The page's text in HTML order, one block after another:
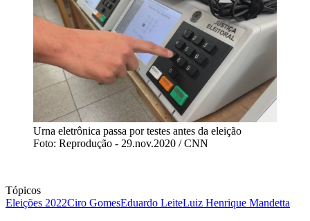
Urna eletrônica passa por testes antes da eleição
Foto: Reprodução - 29.nov.2020 / CNN
Tópicos
Eleições 2022Ciro GomesEduardo LeiteLuiz Henrique Mandetta